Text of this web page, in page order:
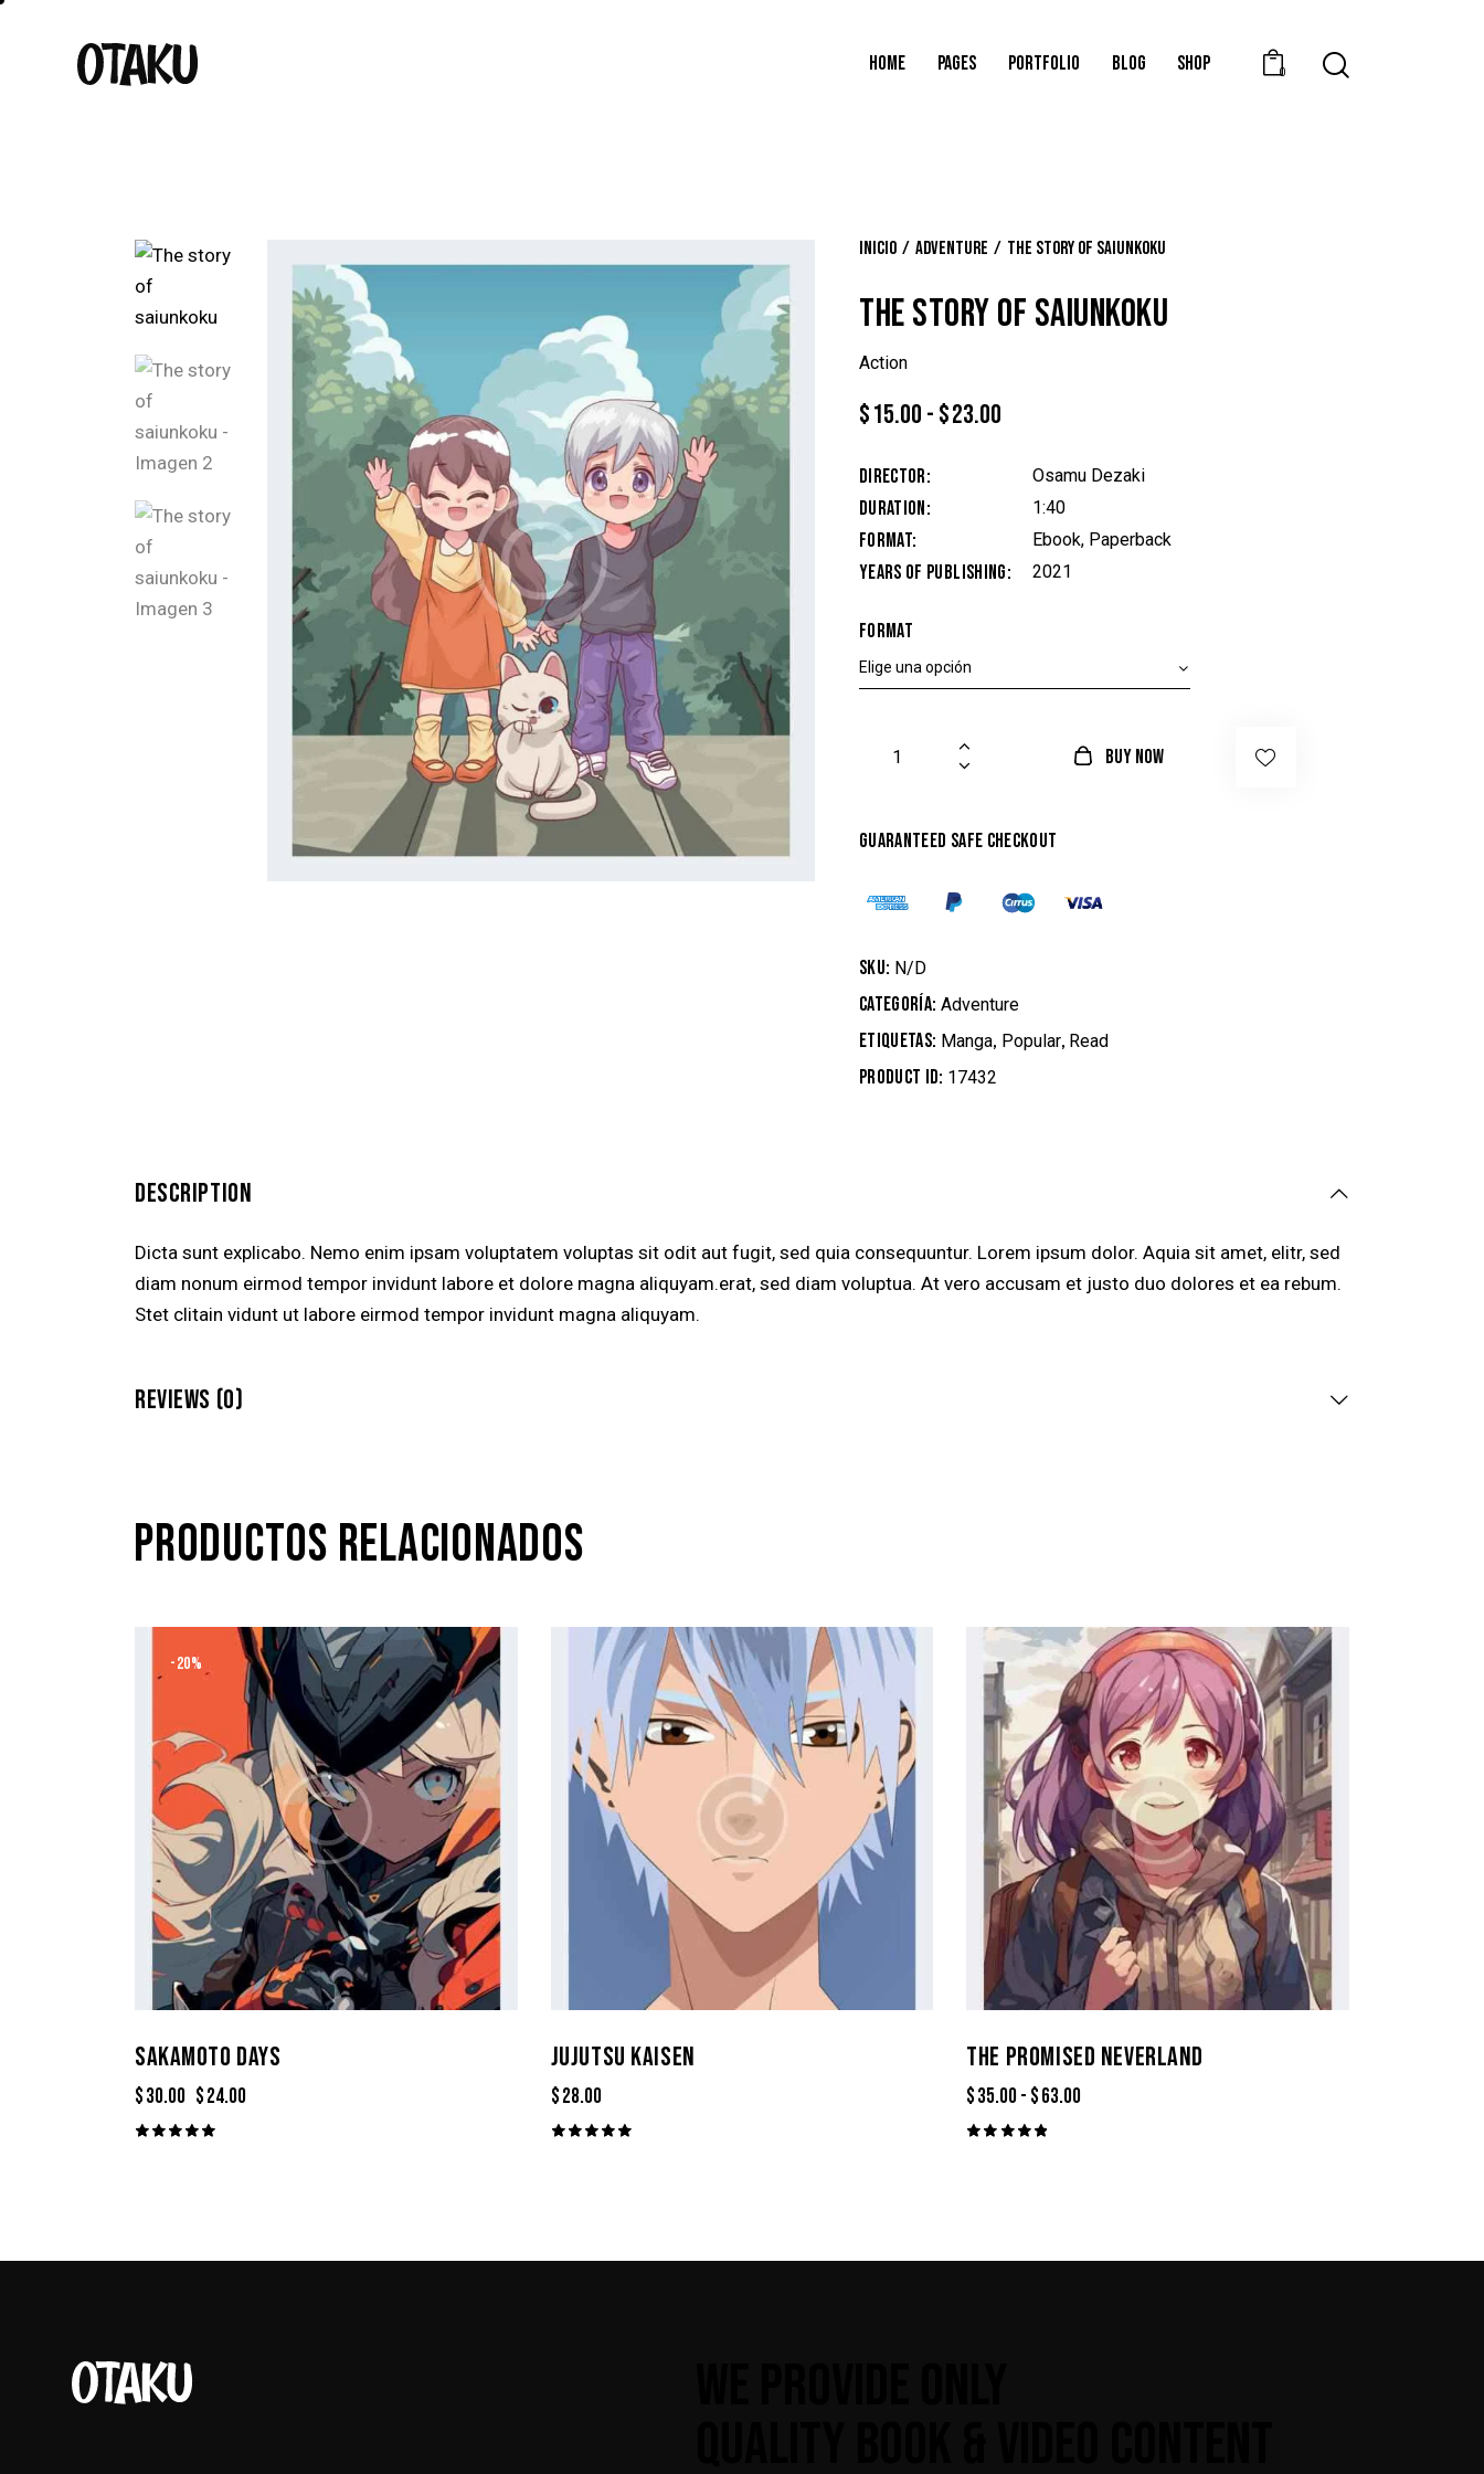
HOME PAGES PORTFOLIO BLOG SHOP 0
Inicio Adventure The story of saiunkoku
THE STORY OF SAIUNKOKU
Action
$15.00 - $23.00
Director Osamu Dezaki
Duration 1:40
Format Ebook, Paperback
Years of Publishing 2021
Format
BUY NOW
Guaranteed safe checkout
SKU: N/D
Categoría: Adventure
Etiquetas: Manga, Popular, Read
Product ID: 17432
DESCRIPTION
Dicta sunt explicabo. Nemo enim ipsam voluptatem voluptas sit odit aut fugit, sed quia consequuntur. Lorem ipsum dolor. Aquia sit amet, elitr, sed
diam nonum eirmod tempor invidunt labore et dolore magna aliquyam.erat, sed diam voluptua. At vero accusam et justo duo dolores et ea rebum.
Stet clitain vidunt ut labore eirmod tempor invidunt magna aliquyam.
REVIEWS (0)
PRODUCTOS RELACIONADOS
-20%
SAKAMOTO DAYS
$30.00 $24.00
JUJUTSU KAISEN
$28.00
THE PROMISED NEVERLAND
$35.00- $63.00